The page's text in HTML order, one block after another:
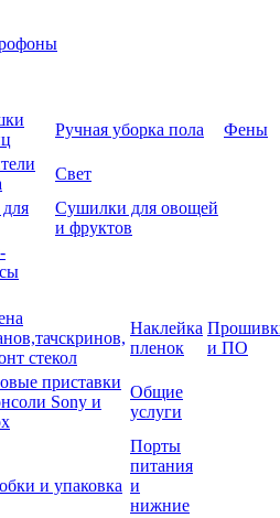
Ручная уборка пола Фены
Свет
Сушилки для овощей
и фруктов
стекол
Наклейка
пленок
и ПО
приставки
Sony и
Общие
услуги
и упаковка
Порты
питания
и
нижние